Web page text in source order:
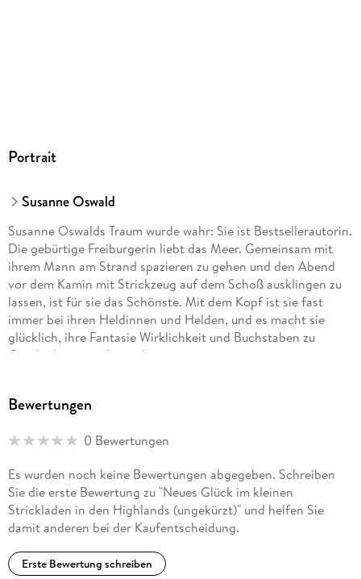
Portrait
Susanne Oswald
Susanne Oswalds Traum wurde wahr: Sie ist Bestsellerautorin.
Die gebürtige Freiburgerin liebt das Meer. Gemeinsam mit
ihrem Mann am Strand spazieren zu gehen und den Abend
vor dem Kamin mit Strickzeug auf dem Schoß ausklingen zu
lassen, ist für sie das Schönste. Mit dem Kopf ist sie fast
immer bei ihren Heldinnen und Helden, und es macht sie
glücklich, ihre Fantasie Wirklichkeit und Buchstaben zu
Geschichten werden zu lassen.
Bewertungen
0 Bewertungen
Es wurden noch keine Bewertungen abgegeben. Schreiben
Sie die erste Bewertung zu "Neues Glück im kleinen
Strickladen in den Highlands (ungekürzt)" und helfen Sie
damit anderen bei der Kaufentscheidung.
Erste Bewertung schreiben